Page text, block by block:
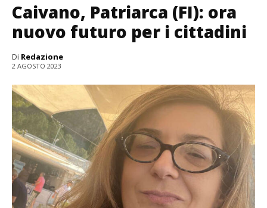
Caivano, Patriarca (FI): ora
nuovo futuro per i cittadini
Di Redazione
2 AGOSTO 2023